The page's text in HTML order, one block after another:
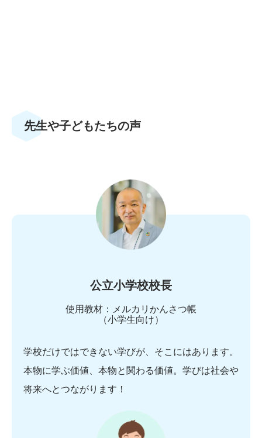
先生や子どもたちの声
公立小学校校長
使用教材：メルカリかんさつ帳
（小学生向け）
学校だけではできない学びが、そこにはあります。
本物に学ぶ価値、本物と関わる価値。学びは社会や
将来へとつながります！